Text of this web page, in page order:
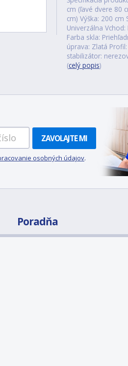
cm (ľavé dvere 80
cm) Výška: 200 cm
Univerzálna
Farba skla:
úprava: Zlatá
stabilizátor:
(celý popis)
ZAVOLAJTE MI
osobných údajov.
Poradňa